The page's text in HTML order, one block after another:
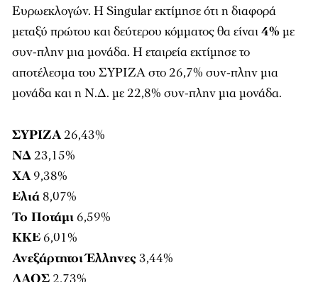
Ευρωεκλογών. Η Singular εκτίμησε ότι η διαφορά
μεταξύ πρώτου και δεύτερου κόμματος θα είναι4% με
συν-πλην μια μονάδα. Η εταιρεία εκτίμησε το
αποτέλεσμα του ΣΥΡΙΖΑ στο 26,7% συν-πλην μια
μονάδα και η Ν.Δ. με 22,8% συν-πλην μια μονάδα.
ΣΥΡΙΖΑ26,43%
ΝΔ23,15%
ΧΑ 9,38%
Ελιά 8,07%
Το Ποτάμι 6,59%
ΚΚΕ 6,01%
Ανεξάρτητοι Έλληνες3,44%